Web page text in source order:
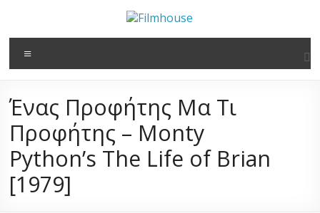
περιεχόμενο
Filmhouse
Νέα
Λέσχη
Καλαμάτας
Ένας Προφήτης Μα Τι
Προφήτης – Monty
Python’s The Life of Brian
[1979]